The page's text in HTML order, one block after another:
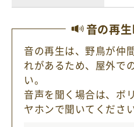
音の再
音の再生は、野鳥が仲
れがあるため、屋外で
い。
音声を聞く場合は、ボ
ヤホンで聞いてください